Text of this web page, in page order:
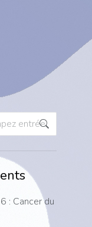
: Cancer du